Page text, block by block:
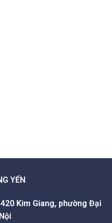
YẾN
Kim Giang, phường Đại